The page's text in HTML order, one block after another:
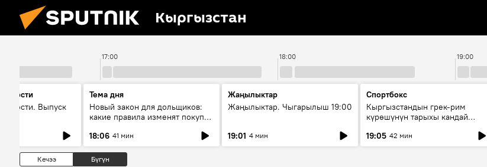
Кыргызстан
17:00 18:00 19:00
Выпуск
Тема дня
Новый закон для дольщиков:
какие правила изменят покупку
18:06 41 мин
Жаңылыктар
Жаңылыктар. Чыгарылыш 19:00
19:01 4 мин
Спортбокс
Кыргызстандын грек-рим
күрөшүнүн тарыхы кандай
19:05 42 мин
Кечээ Бүгүн